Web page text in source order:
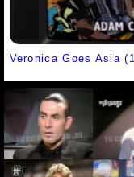
Veronica Goes Asia